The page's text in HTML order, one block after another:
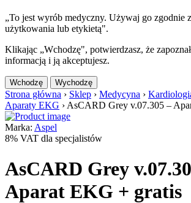
„To jest wyrób medyczny. Używaj go zgodnie
użytkowania lub etykietą".
Klikając „Wchodzę", potwierdzasz, że
informacją i ją akceptujesz.
Wchodzę Wychodzę
Strona główna › Sklep › Medycyna ›
Aparaty EKG › AsCARD Grey v.07.305 –
Marka: Aspel
8% VAT dla specjalistów
AsCARD Grey
Aparat EKG + gratis